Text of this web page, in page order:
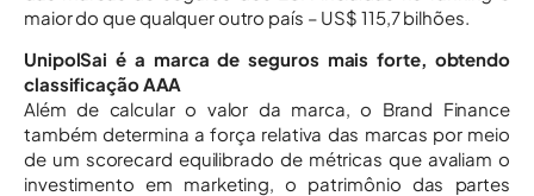
maior do que qualquer outro país – US$ 115,7 bilhões.
UnipolSai é a marca de seguros mais forte, obtendo
classificação AAA
Além de calcular o valor da marca, o Brand Finance
também determina a força relativa das marcas por meio
de um scorecard equilibrado de métricas que avaliam o
investimento em marketing, o patrimônio das partes